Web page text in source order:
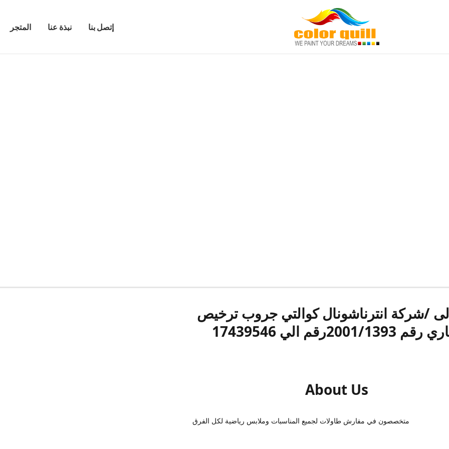
المتجر نبذة عنا إتصل بنا
/شركة انترناشونال كوالتي جروب ترخيص
2001/1393رقم الي 17439546
About Us
متخصصون في مفارش طاولات لجميع المناسبات وملابس رياضية لكل الفرق